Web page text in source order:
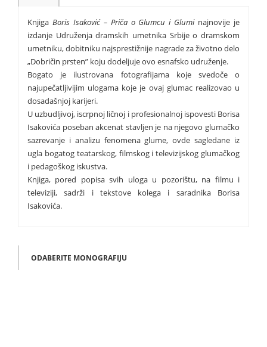
Knjiga Boris Isaković – Priča o Glumcu i Gluminajnovije je
izdanje Udruženja dramskih umetnika Srbije o dramskom
umetniku, dobitniku najsprestižnije nagrade za životno delo
„Dobričin prsten” koju dodeljuje ovo esnafsko udruženje.
Bogato je ilustrovana fotografijama koje svedoče o
najupečatljivijim ulogama koje je ovaj glumac realizovao u
dosadašnjoj karijeri.
U uzbudljivoj, iscrpnoj ličnoj i profesionalnoj ispovesti Borisa
Isakovića poseban akcenat stavljen je na njegovo glumačko
sazrevanje i analizu fenomena glume, ovde sagledane iz
ugla bogatog teatarskog, filmskog i televizijskog glumačkog
i pedagoškog iskustva.
Knjiga, pored popisa svih uloga u pozorištu, na filmu i
televiziji, sadrži i tekstove kolega i saradnika Borisa
Isakovića.
ODABERITE MONOGRAFIJU